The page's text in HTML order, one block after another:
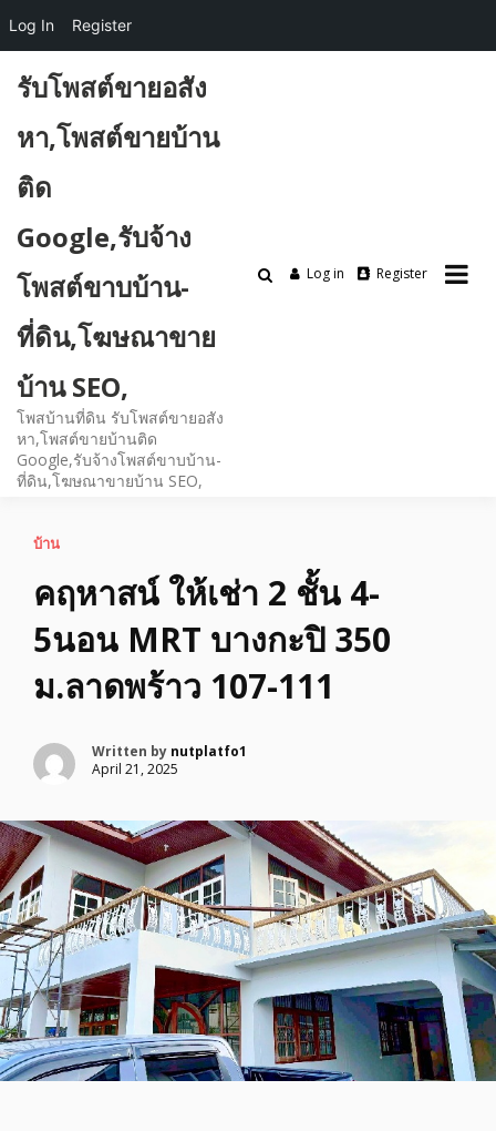
content
รับโพสต์ขายอสัง
หา,โพสต์ขายบ้าน
ติด
Google,รับจ้าง
โพสต์ขาบบ้าน-
ที่ดิน,โฆษณาขาย
บ้าน SEO,
โพสบ้านที่ดิน รับโพสต์ขายอสัง
หา,โพสต์ขายบ้านติด
Google,รับจ้างโพสต์ขาบบ้าน-
ที่ดิน,โฆษณาขายบ้าน SEO,
Log in Register
บ้าน
คฤหาสน์ ให้เช่า 2 ชั้น 4-
5นอน MRT บางกะปิ 350
ม.ลาดพร้าว 107-111
Written by nutplatfo1
April 21, 2025
Log In Register